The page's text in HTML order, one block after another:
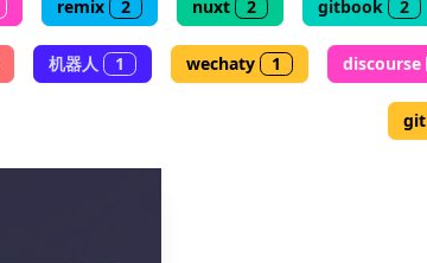
remix 2 nuxt 2 gitbook 2
机器人 1 wechaty 1 discourse
git